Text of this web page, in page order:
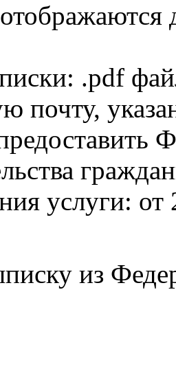
.pdf
почту,
услуги: от
из